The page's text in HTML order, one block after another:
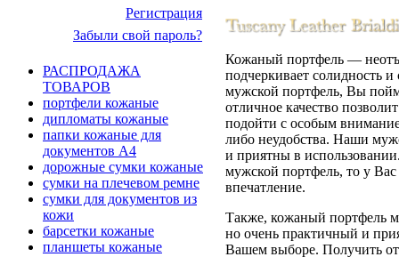
Регистрация
Забыли свой пароль?
РАСПРОДАЖА
ТОВАРОВ
портфели кожаные
дипломаты кожаные
папки кожаные для
документов А4
дорожные сумки кожаные
сумки на плечевом ремне
сумки для документов из
кожи
барсетки кожаные
планшеты кожаные
Кожаный портфель —
подчеркивает солидность
мужской портфель, Вы
отличное качество
подойти с особым
либо неудобства. Наши
и приятны в
мужской портфель, то у Вас
впечатление.
Также, кожаный портфель
но очень практичный и
Вашем выборе. Получить